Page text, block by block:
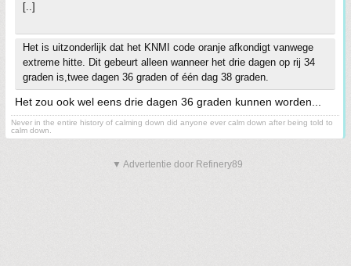
[..]
Het is uitzonderlijk dat het KNMI code oranje afkondigt vanwege
extreme hitte. Dit gebeurt alleen wanneer het drie dagen op rij 34
graden is,twee dagen 36 graden of één dag 38 graden.
Het zou ook wel eens drie dagen 36 graden kunnen worden...
Never in the entire history of calming down did anyone ever calm down after being told to
calm down.
▼ Advertentie door Refinery89